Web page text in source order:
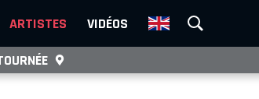
ARTISTES VIDÉOS